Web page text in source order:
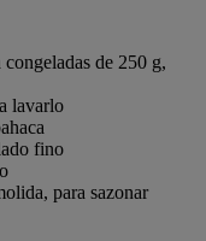
de 250 g,
lavarlo
fino
para sazonar